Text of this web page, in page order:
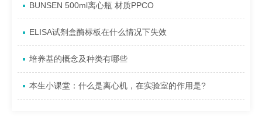
BUNSEN 500ml离心瓶 材质PPCO
ELISA试剂盒酶标板在什么情况下失效
培养基的概念及种类有哪些
本生小课堂：什么是离心机，在实验室的作用是?